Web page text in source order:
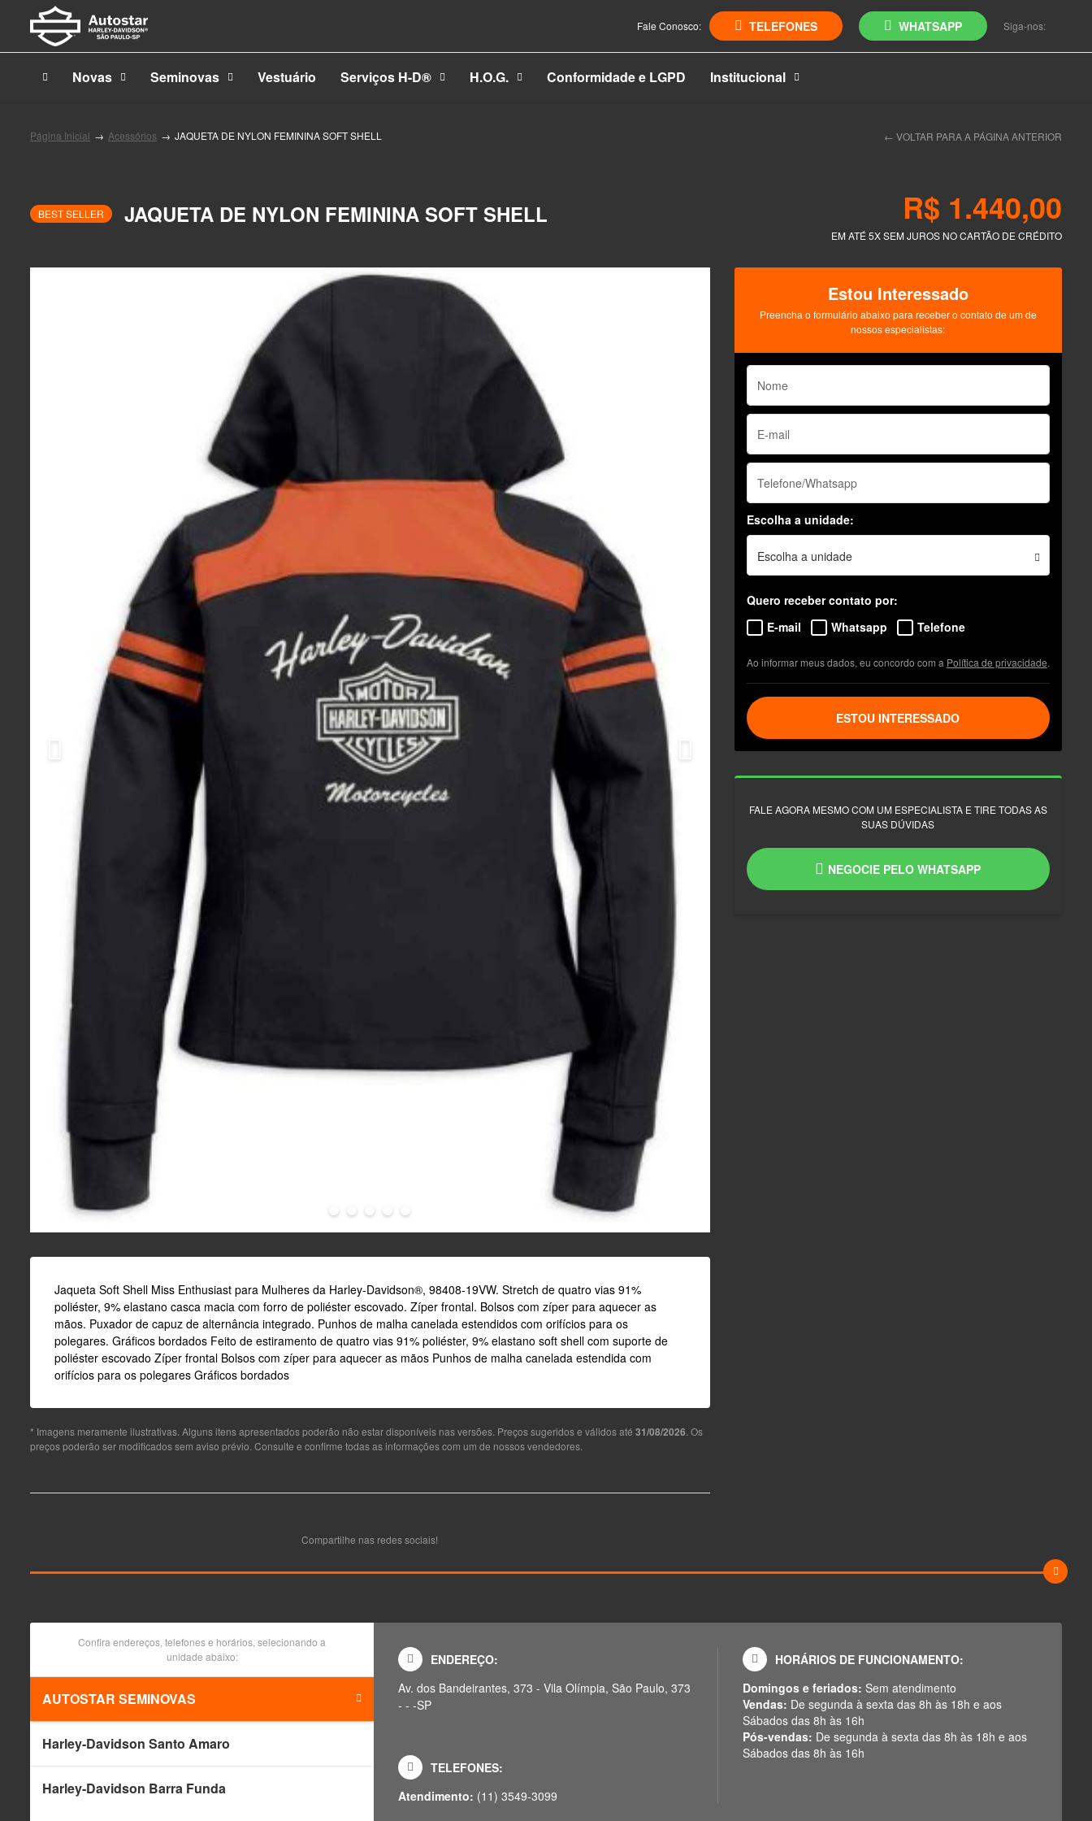
Fale Conosco: TELEFONES WHATSAPP Siga-nos:
Novas Seminovas Vestuário Serviços H-D® H.O.G. Conformidade e LGPD Institucional
Página Inicial Acessórios JAQUETA DE NYLON FEMININA SOFT SHELL ← VOLTAR PARA A PÁGINA ANTERIOR
BEST SELLER JAQUETA DE NYLON FEMININA SOFT SHELL R$ 1.440,00
EM ATÉ 5X SEM JUROS NO CARTÃO DE CRÉDITO
Jaqueta Soft Shell Miss Enthusiast para Mulheres da Harley-Davidson®, 98408-19VW. Stretch de quatro vias 91%
poliéster, 9% elastano casca macia com forro de poliéster escovado. Zíper frontal. Bolsos com zíper para aquecer as
mãos. Puxador de capuz de alternância integrado. Punhos de malha canelada estendidos com orifícios para os
polegares. Gráficos bordados Feito de estiramento de quatro vias 91% poliéster, 9% elastano soft shell com suporte de
poliéster escovado Zíper frontal Bolsos com zíper para aquecer as mãos Punhos de malha canelada estendida com
orifícios para os polegares Gráficos bordados
* Imagens meramente ilustrativas. Alguns itens apresentados poderão não estar disponíveis nas versões. Preços sugeridos e válidos até 31/08/2026 . Os
preços poderão ser modificados sem aviso prévio. Consulte e confirme todas as informações com um de nossos vendedores.
Compartilhe nas redes sociais!
Estou Interessado
Preencha o formulário abaixo para receber o contato de um de
nossos especialistas:
Escolha a unidade:
Escolha a unidade
Quero receber contato por:
E-mail
Whatsapp Telefone
Ao informar meus dados, eu concordo com a Política de privacidade.
ESTOU INTERESSADO
FALE AGORA MESMO COM UM ESPECIALISTA E TIRE TODAS AS
SUAS DÚVIDAS
NEGOCIE PELO WHATSAPP
Confira endereços, telefones e horários, selecionando a
unidade abaixo:
AUTOSTAR SEMINOVAS
Harley-Davidson Santo Amaro
Harley-Davidson Barra Funda
ENDEREÇO:
Av. dos Bandeirantes, 373 - Vila Olímpia, São Paulo, 373
- - -SP
TELEFONES:
Atendimento: (11) 3549-3099
HORÁRIOS DE FUNCIONAMENTO:
Domingos e feriados: Sem atendimento
Vendas: De segunda à sexta das 8h às 18h e aos
Sábados das 8h às 16h
Pós-vendas: De segunda à sexta das 8h às 18h e aos
Sábados das 8h às 16h